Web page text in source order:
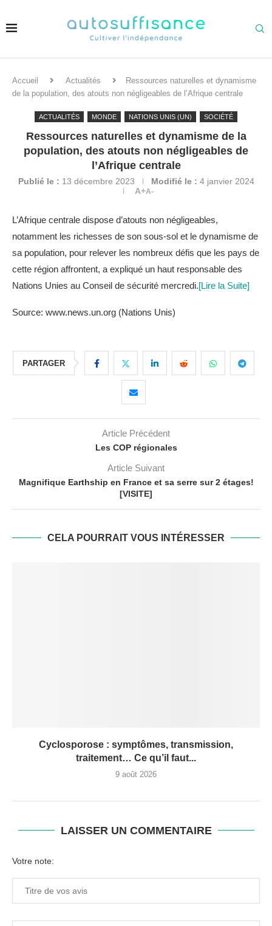
Accueil Actualités
Ressources naturelles et dynamisme
de la population, des atouts non négligeables de l’Afrique centrale
ACTUALITÉS MONDE NATIONS UNIS (UN) SOCIÉTÉ
Ressources naturelles et dynamisme de la
population, des atouts non négligeables de
l’Afrique centrale
Publié le : 13 décembre 2023 Modifié le : 4 janvier 2024
A+A-
L’Afrique centrale dispose d’atouts non négligeables,
notamment les richesses de son sous-sol et le dynamisme de
sa population, pour relever les nombreux défis que les pays de
cette région affrontent, a expliqué un haut responsable des
Nations Unies au Conseil de sécurité mercredi.[Lire la Suite]
Source: www.news.un.org (Nations Unis)
PARTAGER
Article Précédent
Les COP régionales
Article Suivant
Magnifique Earthship en France et sa serre sur 2 étages!
[VISITE]
CELA POURRAIT VOUS INTÉRESSER
Cyclosporose : symptômes, transmission,
traitement… Ce qu’il faut...
9 août 2026
LAISSER UN COMMENTAIRE
Votre note: